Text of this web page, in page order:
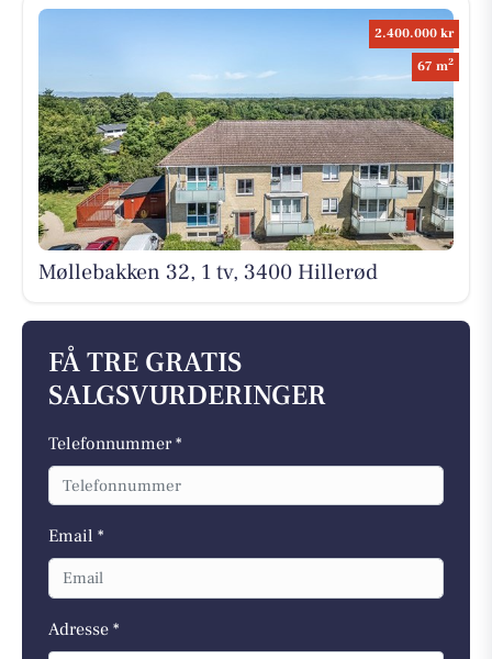
2.400.000 kr
67 m2
Møllebakken 32, 1 tv, 3400 Hillerød
FÅ TRE GRATIS
SALGSVURDERINGER
Telefonnummer *
Email *
Adresse *